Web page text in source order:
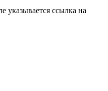
указывается ссылка на